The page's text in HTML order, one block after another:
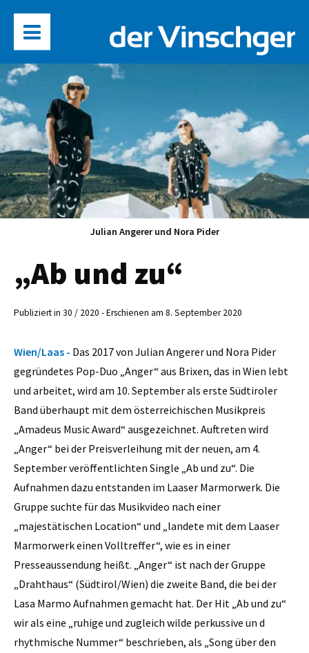
Julian Angerer und Nora Pider
„Ab und zu“
Publiziert in 30 / 2020 - Erschienen am 8. September 2020
Wien/Laas - Das 2017 von Julian Angerer und Nora Pider
gegründetes Pop-Duo „Anger“ aus Brixen, das in Wien lebt
und arbeitet, wird am 10. September als erste Südtiroler
Band überhaupt mit dem österreichischen Musikpreis
„Amadeus Music Award“ ausgezeichnet. Auftreten wird
„Anger“ bei der Preisverleihung mit der neuen, am 4.
September veröffentlichten Single „Ab und zu“. Die
Aufnahmen dazu entstanden im Laaser Marmorwerk. Die
Gruppe suchte für das Musikvideo nach einer
„majestätischen Location“ und „landete mit dem Laaser
Marmorwerk einen Volltreffer“, wie es in einer
Presseaussendung heißt. „Anger“ ist nach der Gruppe
„Drahthaus“ (Südtirol/Wien) die zweite Band, die bei der
Lasa Marmo Aufnahmen gemacht hat. Der Hit „Ab und zu“
wir als eine „ruhige und zugleich wilde perkussive un d
rhythmische Nummer“ beschrieben, als „Song über den